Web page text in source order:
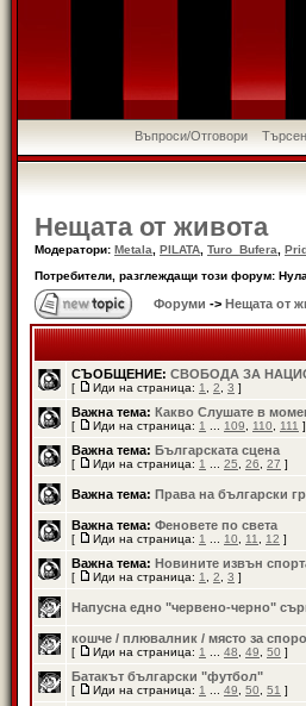
Въпроси/Отговори
Нещата от живота
Модератори: Metala PILATA Turo_Bufera
Потребители, разглеждащи този форум: Нула
Форуми -> Нещата от
СЪОБЩЕНИЕ: СВОБОДА ЗА
[ Иди на страница: 1 2 3 ]
Важна тема: Какво Слушате в
[ Иди на страница: 1 109 110 111 ]
Важна тема: Българската сцена
[ Иди на страница: 1 25 26 27 ]
Важна тема: Права на български
Важна тема: Феновете по света
[ Иди на страница: 1 10 11 12 ]
Важна тема: Новините извън
[ Иди на страница: 1 2 3 ]
Напусна едно "червено-черно"
кошче / плювалник / място за
[ Иди на страница: 1 48 49 50 ]
Батакът български "футбол"
[ Иди на страница: 1 49 50 51 ]